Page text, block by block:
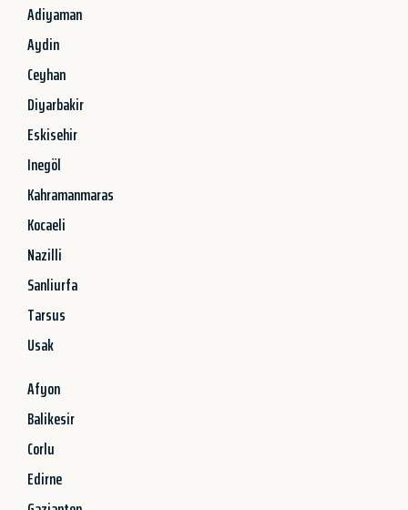
Adiyaman
Aydin
Ceyhan
Diyarbakir
Eskisehir
Inegöl
Kahramanmaras
Kocaeli
Nazilli
Sanliurfa
Tarsus
Usak
Afyon
Balikesir
Corlu
Edirne